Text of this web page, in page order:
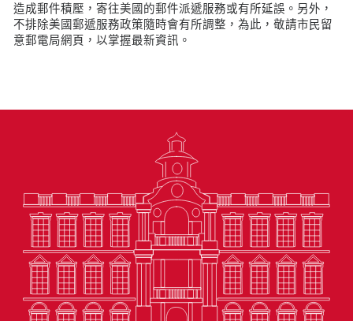
造成郵件積壓，寄往美國的郵件派遞服務或有所延誤。另外，
不排除美國郵遞服務政策隨時會有所調整，為此，敬請市民留
意郵電局網頁，以掌握最新資訊。